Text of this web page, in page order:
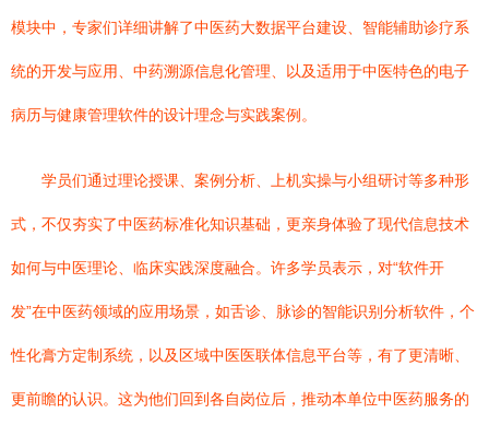
模块中，专家们详细讲解了中医药大数据平台建设、智能辅助诊疗系
统的开发与应用、中药溯源信息化管理、以及适用于中医特色的电子
病历与健康管理软件的设计理念与实践案例。
学员们通过理论授课、案例分析、上机实操与小组研讨等多种形
式，不仅夯实了中医药标准化知识基础，更亲身体验了现代信息技术
如何与中医理论、临床实践深度融合。许多学员表示，对“软件开
发”在中医药领域的应用场景，如舌诊、脉诊的智能识别分析软件，个
性化膏方定制系统，以及区域中医医联体信息平台等，有了更清晰、
更前瞻的认识。这为他们回到各自岗位后，推动本单位中医药服务的